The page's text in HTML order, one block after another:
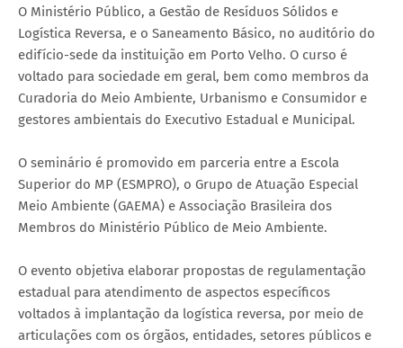
O Ministério Público, a Gestão de Resíduos Sólidos e
Logística Reversa, e o Saneamento Básico, no auditório do
edifício-sede da instituição em Porto Velho. O curso é
voltado para sociedade em geral, bem como membros da
Curadoria do Meio Ambiente, Urbanismo e Consumidor e
gestores ambientais do Executivo Estadual e Municipal.
O seminário é promovido em parceria entre a Escola
Superior do MP (ESMPRO), o Grupo de Atuação Especial
Meio Ambiente (GAEMA) e Associação Brasileira dos
Membros do Ministério Público de Meio Ambiente.
O evento objetiva elaborar propostas de regulamentação
estadual para atendimento de aspectos específicos
voltados à implantação da logística reversa, por meio de
articulações com os órgãos, entidades, setores públicos e